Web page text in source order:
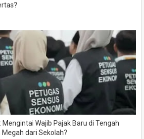
Wajib Pajak Baru di Tengah
Megah dari Sekolah?